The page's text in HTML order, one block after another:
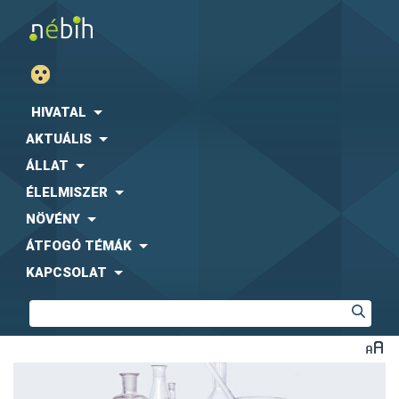
HIVATAL
AKTUÁLIS
ÁLLAT
ÉLELMISZER
NÖVÉNY
ÁTFOGÓ TÉMÁK
KAPCSOLAT